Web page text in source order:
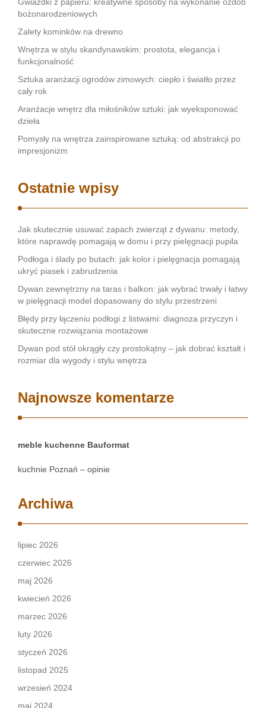
bożonarodzeniowych
Zalety kominków na drewno
Wnętrza w stylu skandynawskim: prostota, elegancja i
funkcjonalność
Sztuka aranżacji ogrodów zimowych: ciepło i światło przez
cały rok
Aranżacje wnętrz dla miłośników sztuki: jak wyeksponować
dzieła
Pomysły na wnętrza zainspirowane sztuką: od abstrakcji po
impresjonizm
Ostatnie wpisy
Jak skutecznie usuwać zapach zwierząt z dywanu: metody,
które naprawdę pomagają w domu i przy pielęgnacji pupila
Podłoga i ślady po butach: jak kolor i pielęgnacja pomagają
ukryć piasek i zabrudzenia
Dywan zewnętrzny na taras i balkon: jak wybrać trwały i łatwy
w pielęgnacji model dopasowany do stylu przestrzeni
Błędy przy łączeniu podłogi z listwami: diagnoza przyczyn i
skuteczne rozwiązania montażowe
Dywan pod stół okrągły czy prostokątny – jak dobrać kształt i
rozmiar dla wygody i stylu wnętrza
Najnowsze komentarze
meble kuchenne Bauformat
kuchnie Poznań – opinie
Archiwa
lipiec 2026
czerwiec 2026
maj 2026
kwiecień 2026
marzec 2026
luty 2026
styczeń 2026
listopad 2025
wrzesień 2024
maj 2024